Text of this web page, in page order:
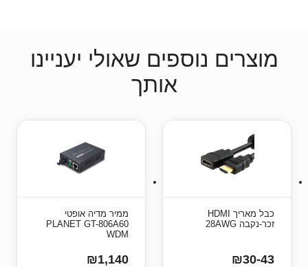
מוצרים נוספים שאולי יעניינו
אותך
כבל מאריך HDMI
זכר-נקבה 28AWG
₪30-43
ממיר מדיה אופטי
PLANET GT-806A60
WDM
₪1,140